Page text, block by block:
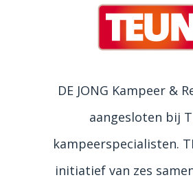
DE JONG Kampeer &
aangesloten bij
kampeerspecialisten.
initiatief van zes